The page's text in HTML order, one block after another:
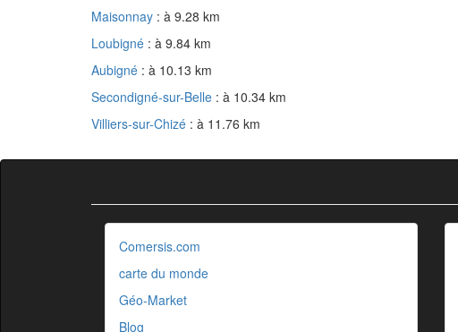
Maisonnay : à 9.28 km
Loubigné : à 9.84 km
Aubigné : à 10.13 km
Secondigné-sur-Belle : à 10.34 km
Villiers-sur-Chizé : à 11.76 km
Comersis.com
carte du monde
Géo-Market
Blog